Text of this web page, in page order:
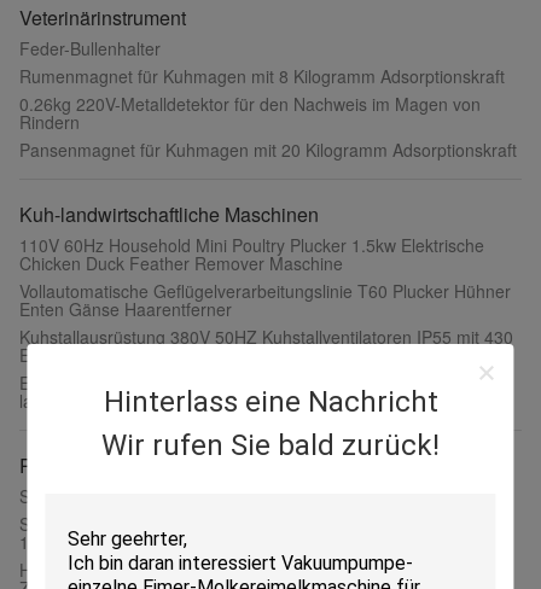
Hinterlass eine Nachricht
Wir rufen Sie bald zurück!
Veterinärinstrument
Feder-Bullenhalter
Rumenmagnet für Kuhmagen mit 8 Kilogramm Adsorptionskraft
0.26kg 220V-Metalldetektor für den Nachweis im Magen von
Rindern
Pansenmagnet für Kuhmagen mit 20 Kilogramm Adsorptionskraft
Kuh-landwirtschaftliche Maschinen
110V 60Hz Household Mini Poultry Plucker 1.5kw Elektrische
Chicken Duck Feather Remover Maschine
Vollautomatische Geflügelverarbeitungslinie T60 Plucker Hühner
Enten Gänse Haarentferner
Kuhstallausrüstung 380V 50HZ Kuhstallventilatoren IP55 mit 430
Edelstahlklingen
Elektrischer Kuhstallventilator mit 1 mm Blattstärke und
langlebiger Leistung
Rindermarkierungswerkzeug
Silberne Kuhhalsband für erfolgreiches Viehzuchtmanagement
Schwarz-Ohrmarke-Markierungsstift des Volumen-
10ml/Viehbestand-Ohrmarke-Stift 5,5 Zoll-Länge
HL - MP80A-Molkereimaschinerie-Gerätetiermarkierungs-